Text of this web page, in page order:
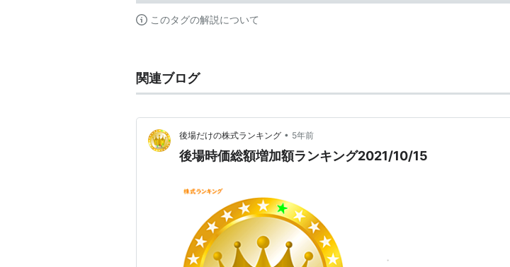
このタグの解説について
関連ブログ
後場だけの株式ランキング • 5年前
後場時価総額増加額ランキング2021/10/15